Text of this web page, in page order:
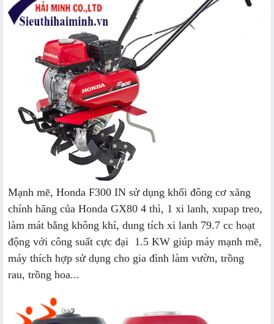
Mạnh mẽ, Honda F300 IN sử dụng khối đông cơ xăng
chính hãng của Honda GX80 4 thì, 1 xi lanh, xupap treo,
làm mát bằng không khí, dung tích xi lanh 79.7 cc hoạt
động với công suất cực đại 1.5 KW giúp máy mạnh mẽ,
máy thích hợp sử dụng cho gia đình làm vườn, trồng
rau, trồng hoa...